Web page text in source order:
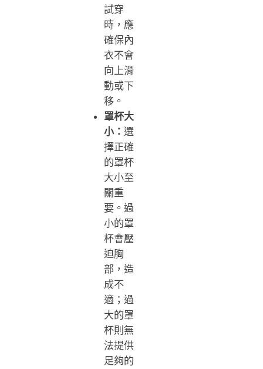
試穿
時，應
確保內
衣不會
向上滑
動或下
移。
罩杯大
小： 選
擇正確
的罩杯
大小至
關重
要。過
小的罩
杯會壓
迫胸
部，造
成不
適；過
大的罩
杯則無
法提供
足夠的